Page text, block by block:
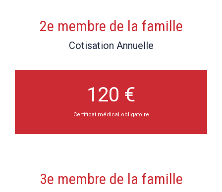
2e membre de la famille
Cotisation Annuelle
120 €
Certificat médical obligatoire
3e membre de la famille